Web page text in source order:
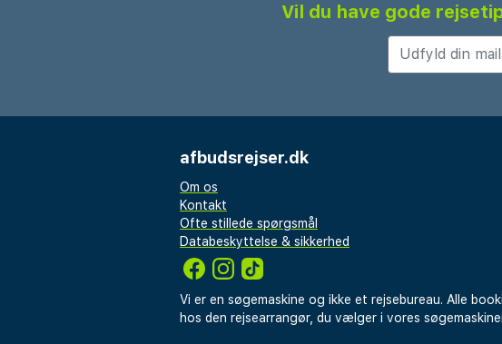
Vil du have gode
afbudsrejser.dk
Om os
Kontakt
Ofte stillede spørgsmål
Databeskyttelse & sikkerhed
Vi er en søgemaskine og ikke et rejsebureau. Alle
hos den rejsearrangør, du vælger i vores